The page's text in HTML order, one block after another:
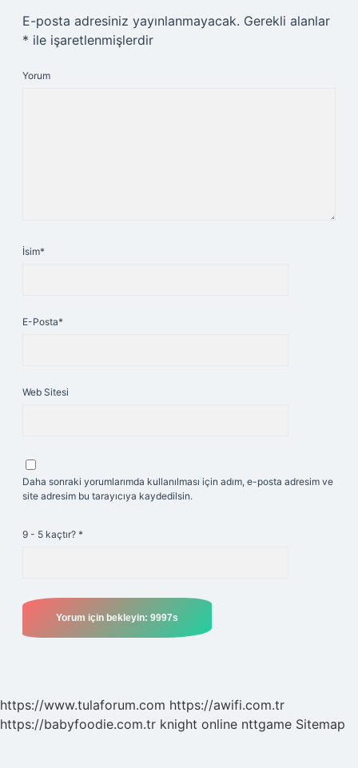
E-posta adresiniz yayınlanmayacak. Gerekli alanlar
* ile işaretlenmişlerdir
Yorum
İsim*
E-Posta*
Web Sitesi
Daha sonraki yorumlarımda kullanılması için adım, e-posta adresim ve
site adresim bu tarayıcıya kaydedilsin.
9 - 5 kaçtır? *
https://www.tulaforum.com https://awifi.com.tr
https://babyfoodie.com.tr knight online nttgame Sitemap